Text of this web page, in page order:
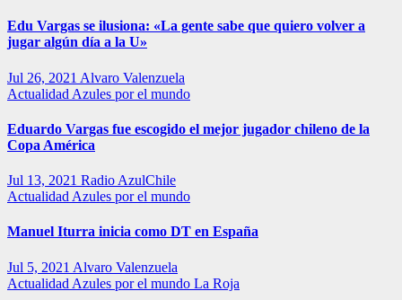
Edu Vargas se ilusiona: «La gente sabe que quiero volver a
jugar algún día a la U»
Jul 26, 2021 Alvaro Valenzuela
Actualidad Azules por el mundo
Eduardo Vargas fue escogido el mejor jugador chileno de la
Copa América
Jul 13, 2021 Radio AzulChile
Actualidad Azules por el mundo
Manuel Iturra inicia como DT en España
Jul 5, 2021 Alvaro Valenzuela
Actualidad Azules por el mundo La Roja